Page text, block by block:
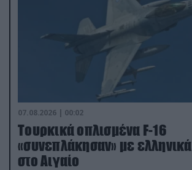
07.08.2026 | 00:02
Τουρκικά οπλισμένα F-16
«συνεπλάκησαν» με
στο Αιγαίο